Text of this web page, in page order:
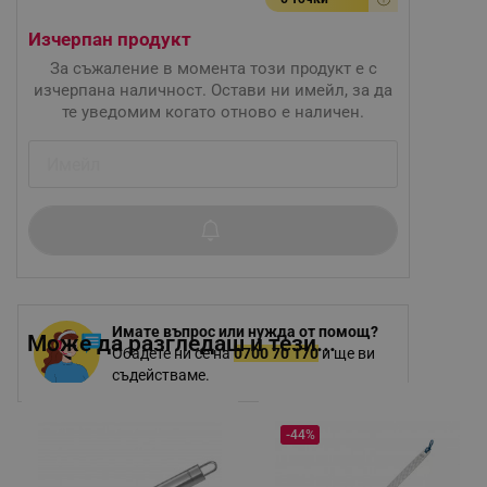
Имате въпрос или нужда от помощ?
Обадете ни се на0700 70 170и ще ви
съдействаме.
Изчерпан продукт
За съжаление в момента този продукт е с
изчерпана наличност. Остави ни имейл, за да
те уведомим когато отново е наличен.
Може да разгледаш и тези...
-44%